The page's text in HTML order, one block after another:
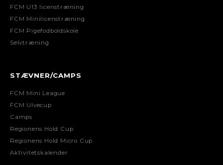
FCM U13 licenstræning
FCM Minilicenstræning
FCM Pigefodboldskole
Selvtræning
STÆVNER/CAMPS
FCM Mini League
FCM Ulvecup
Camps
Regionens Hold Cup
Regionens Hold Micro Cup
Aktivitetskalender